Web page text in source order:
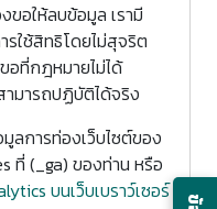
ขอให้ลบข้อมูล เรามี
รใช้สิทธิโดยไม่สุจริต
อที่กฎหมายไม่ได้
มารถปฏิบัติได้จริง
ลการท่องเว็บไซต์ของ
ที่ (_ga) ของท่าน หรือ
บนเว็บเบราว์เซอร์